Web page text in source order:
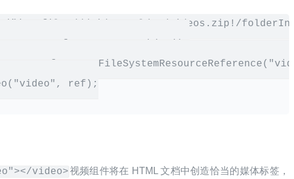
videosFolder/videos.zip!/
ref = new
ref);
video>视频组件将在 HTML 文档中创造恰当的媒体标签，